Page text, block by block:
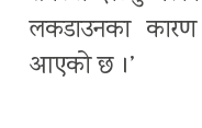
लकडाउनका
आएको छ ।’